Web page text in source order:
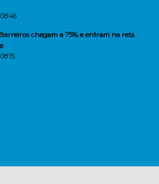
chegam a 75% e entram na reta